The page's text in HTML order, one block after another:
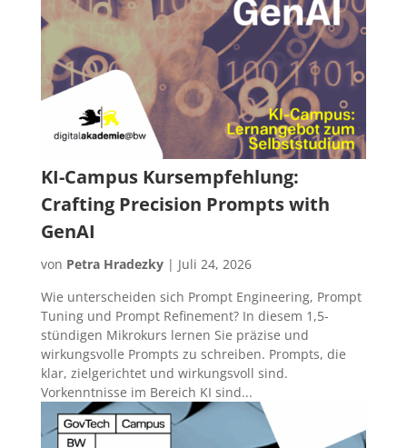
KI-Campus Kursempfehlung:
Crafting Precision Prompts with
GenAI
von Petra Hradezky| Juli 24, 2026
Wie unterscheiden sich Prompt Engineering, Prompt
Tuning und Prompt Refinement? In diesem 1,5-
stündigen Mikrokurs lernen Sie präzise und
wirkungsvolle Prompts zu schreiben. Prompts, die
klar, zielgerichtet und wirkungsvoll sind.
Vorkenntnisse im Bereich KI sind...